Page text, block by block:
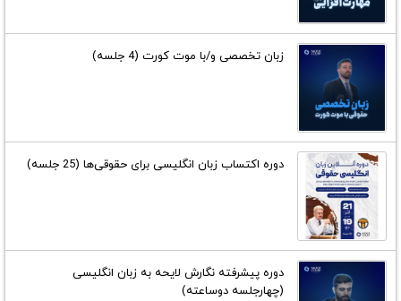
زبان تخصصی و/با موت کورت (4 جلسه)
دوره اکتساب زبان انگلیسی برای حقوقی‌ها (25 جلسه)
دوره پیشرفته نگارش لایحه به زبان انگلیسی
(چهارجلسه دوساعته)